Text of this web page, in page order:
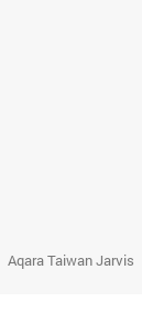
Aqara Taiwan Jarvis